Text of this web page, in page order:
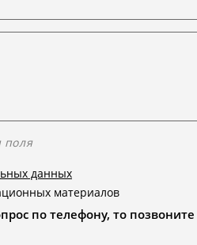
поля
данных
материалов
по телефону, то